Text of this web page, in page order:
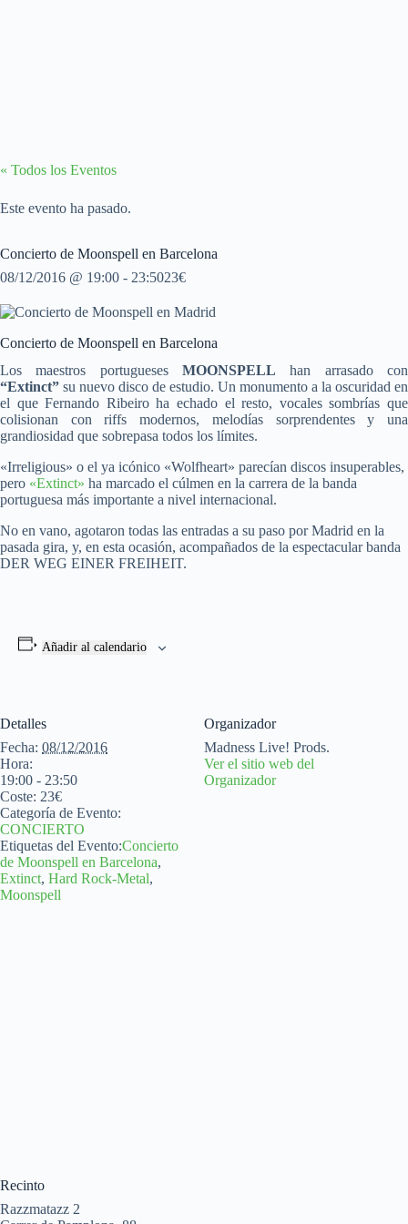
« Todos los Eventos
Este evento ha pasado.
Concierto de Moonspell en Barcelona
08/12/2016 @ 19:00 - 23:5023€
Concierto de Moonspell en Barcelona
Los maestros portugueses MOONSPELL han arrasado con
“Extinct” su nuevo disco de estudio. Un monumento a la oscuridad en
el que Fernando Ribeiro ha echado el resto, vocales sombrías que
colisionan con riffs modernos, melodías sorprendentes y una
grandiosidad que sobrepasa todos los límites.
«Irreligious» o el ya icónico «Wolfheart» parecían discos insuperables,
pero «Extinct» ha marcado el cúlmen en la carrera de la banda
portuguesa más importante a nivel internacional.
No en vano, agotaron todas las entradas a su paso por Madrid en la
pasada gira, y, en esta ocasión, acompañados de la espectacular banda
DER WEG EINER FREIHEIT.
Añadir al calendario
Detalles
Fecha: 08/12/2016
Hora:
19:00 - 23:50
Coste: 23€
Categoría de Evento:
CONCIERTO
Etiquetas del Evento:Concierto
de Moonspell en Barcelona,
Extinct, Hard Rock-Metal,
Moonspell
Organizador
Madness Live! Prods.
Ver el sitio web del
Organizador
Recinto
Razzmatazz 2